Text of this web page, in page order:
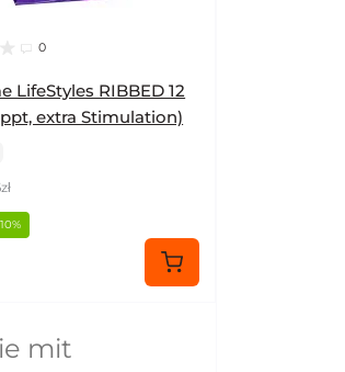
0
LifeStyles RIBBED 12
extra Stimulation)
mit